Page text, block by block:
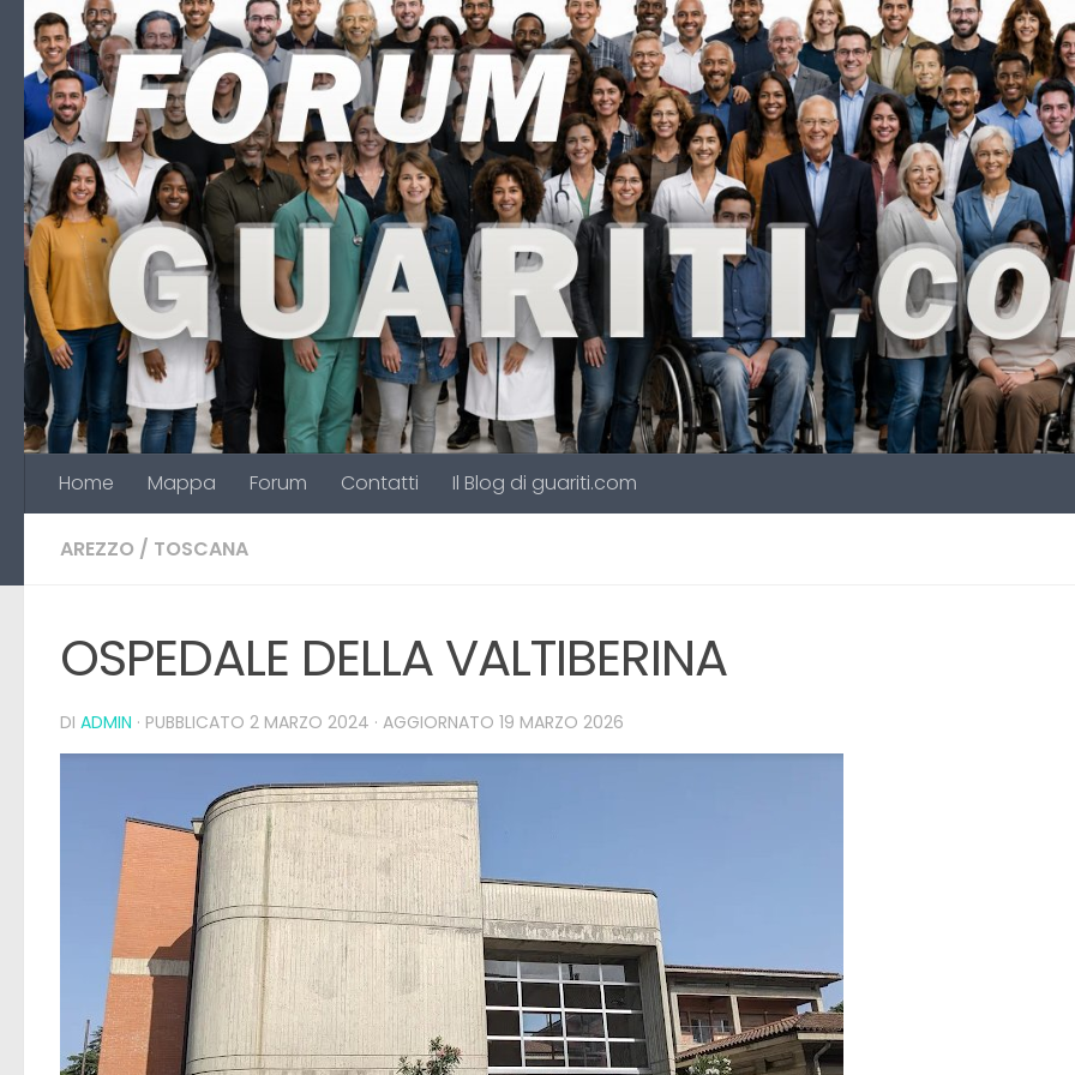
Salta al contenuto
Home Mappa Forum Contatti Il Blog di guariti.com
AREZZO / TOSCANA
OSPEDALE DELLA VALTIBERINA
DI ADMIN · PUBBLICATO 2 MARZO 2024 · AGGIORNATO 19 MARZO 2026